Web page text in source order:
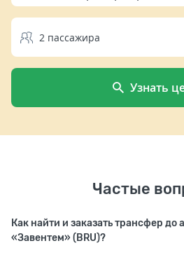
2 пассажира
Узнать
Частые
Как найти и заказать трансфер до
«Завентем» (BRU)?